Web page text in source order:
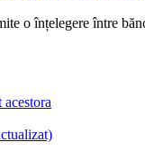
o înțelegere între